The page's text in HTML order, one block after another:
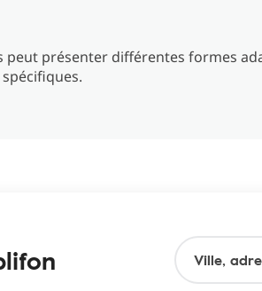
peut présenter différentes formes